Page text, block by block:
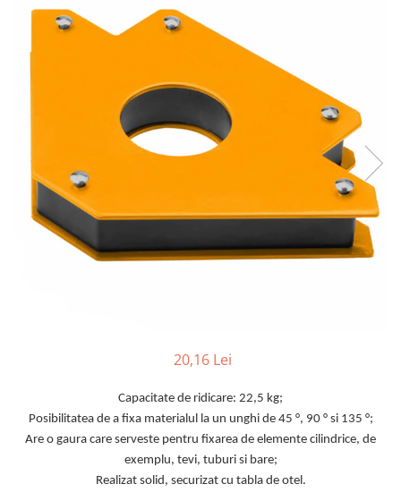
Daf XG
TGS
TGX
Mercedes Actros
Mercedes Actros MP2
Mercedes Actros MP3
T Line
Scania R S G P Next Generation
20,16 Lei
Capacitate de ridicare: 22,5 kg;
Posibilitatea de a fixa materialul la un unghi de 45 °, 90 ° si 135 °;
Are o gaura care serveste pentru fixarea de elemente cilindrice, de
exemplu, tevi, tuburi si bare;
Realizat solid, securizat cu tabla de otel.